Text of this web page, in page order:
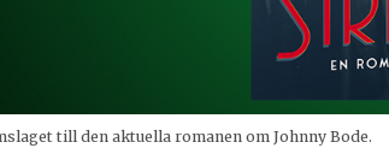
till den aktuella romanen om Johnny Bode.